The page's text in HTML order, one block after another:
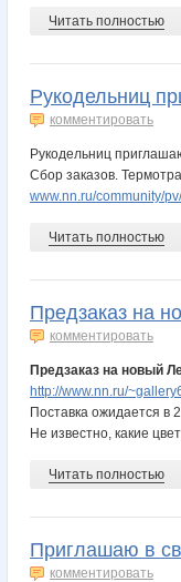
Читать полностью
Рукодельниц
комментировать
Рукодельниц
Сбор заказов.
www.nn.ru/community/
Читать полностью
Предзаказ на
комментировать
Предзаказ на новый
http://www.nn.ru/
Поставка ожидается в
Не известно, какие
Читать полностью
Приглашаю в
комментировать